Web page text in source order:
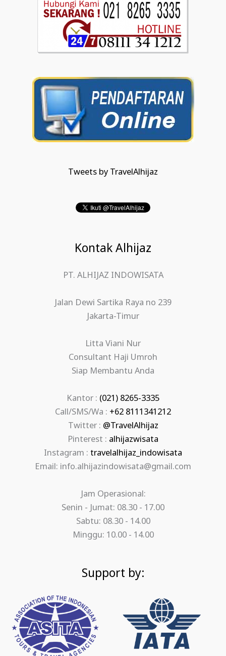
Tweets by TravelAlhijaz
Kontak Alhijaz
PT. ALHIJAZ INDOWISATA
Jalan Dewi Sartika Raya no 239
Jakarta-Timur
Litta Viani Nur
Consultant Haji Umroh
Siap Membantu Anda
Kantor : (021) 8265-3335
Call/SMS/Wa : +62 8111341212
Twitter : @TravelAlhijaz
Pinterest : alhijazwisata
Instagram : travelalhijaz_indowisata
Email: info.alhijazindowisata@gmail.com
Jam Operasional:
Senin - Jumat: 08.30 - 17.00
Sabtu: 08.30 - 14.00
Minggu: 10.00 - 14.00
Support by: